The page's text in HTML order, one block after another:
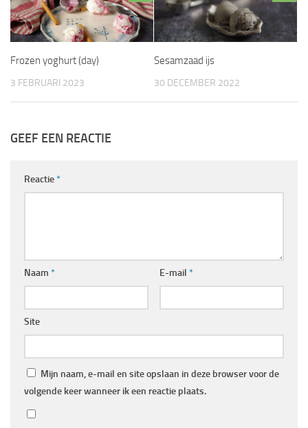
Frozen yoghurt (day)
3 FEBRUARI 2023
Sesamzaad ijs
30 DECEMBER 2022
GEEF EEN REACTIE
Reactie*
Naam * E-mail *
Site
Mijn naam, e-mail en site opslaan in deze browser voor de
volgende keer wanneer ik een reactie plaats.